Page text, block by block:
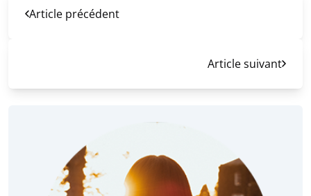
Article précédent
Article suivant